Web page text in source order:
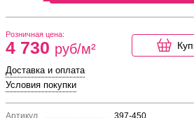
Розничная цена:
4 730 руб/м²
Доставка и оплата
Условия покупки
Артикул
397-450